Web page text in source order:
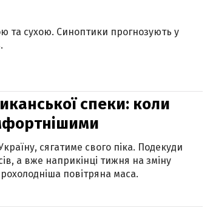
та сухою. Синоптики прогнозують у
спеки: коли
сягатиме свого піка. Подекуди
а вже наприкінці тижня на зміну
повітряна маса.